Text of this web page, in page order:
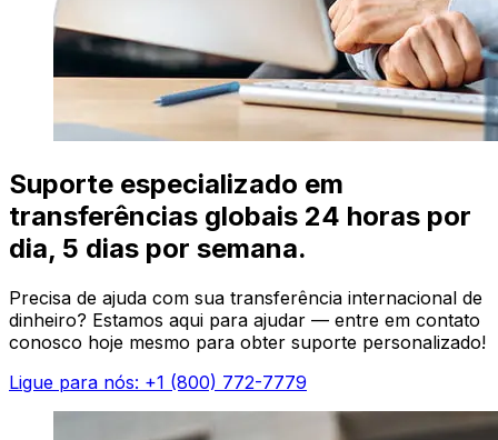
Suporte especializado em
transferências globais 24 horas por
dia, 5 dias por semana.
Precisa de ajuda com sua transferência internacional de
dinheiro? Estamos aqui para ajudar — entre em contato
conosco hoje mesmo para obter suporte personalizado!
Ligue para nós: +1 (800) 772-7779